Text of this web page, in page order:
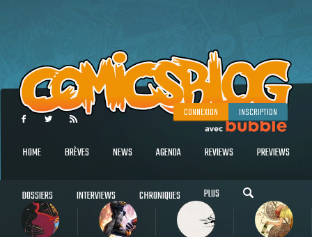
CONNEXION INSCRIPTION
HOME BRÈVES NEWS AGENDA REVIEWS PREVIEWS
DOSSIERS INTERVIEWS CHRONIQUES PLUS